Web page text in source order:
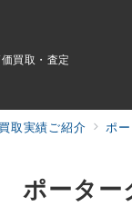
買取・査定
買取実績ご紹介 ポ
ポーター